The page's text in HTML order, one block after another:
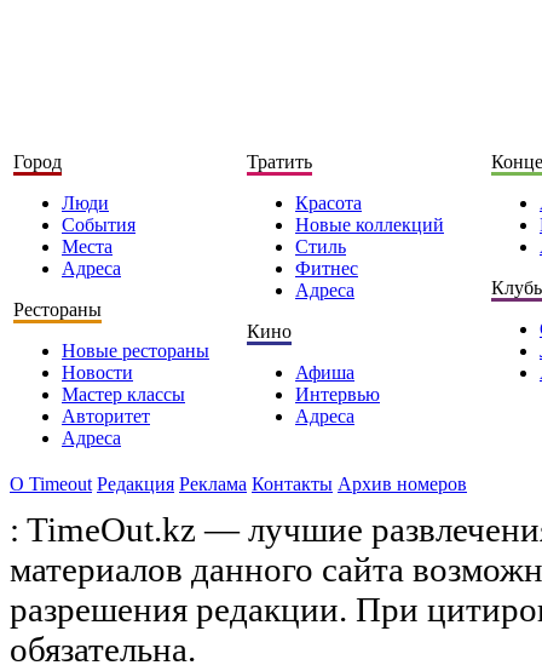
Город
Люди
События
Места
Адреса
Рестораны
Новые рестораны
Новости
Мастер классы
Авторитет
Адреса
Тратить
Красота
Новые коллекций
Стиль
Фитнес
Адреса
Кино
Афиша
Интервью
Адреса
О Timeоut Редакция Реклама Контакты Архив номеров
: TimeOut.kz — лучшие
материалов данного сайта
разрешения редакции. При
обязательна.